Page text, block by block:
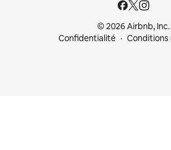
© 2026 Airbnb, Inc.
Confidentialité
Conditions